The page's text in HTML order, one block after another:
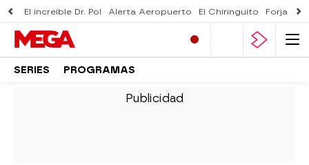
El increíble Dr. Pol Alerta Aeropuerto El Chiringuito Forjado
SERIES PROGRAMAS